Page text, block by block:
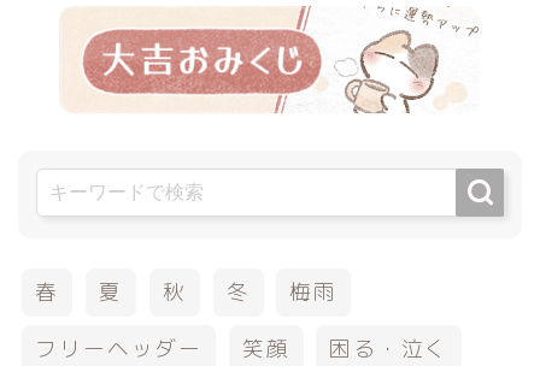
春 夏 秋 冬
梅雨
フリーヘッダー
笑顔
困る・泣く